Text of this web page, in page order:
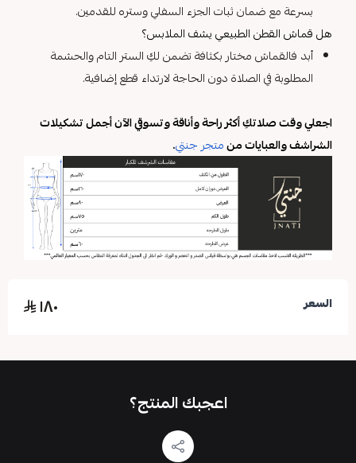
بسرعة مع ضمان ثبات الجزء السفلي وستره للقدمين.
هل قماش القطن الطبيعي يشف الملابس؟
أبد فالقماش مختار بكثافة تضمن لكِ الستر التام والحشمة
المطلوبة في الصلاة دون الحاجة لارتداء قطع إضافية.
اجعلي وقت صلاتكِ أكثر راحة وأناقة وتسوقي الآن أجمل تشكيلات
الشراشف والعبايات منمتجر جنتي.
السعر ١٨٠
اعجبك المنتج؟